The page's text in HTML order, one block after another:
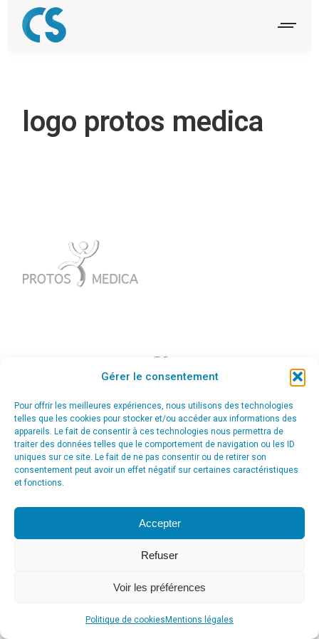
Gérer le consentement
Pour offrir les meilleures expériences, nous utilisons des technologies
telles que les cookies pour stocker et/ou accéder aux informations des
appareils. Le fait de consentir à ces technologies nous permettra de
traiter des données telles que le comportement de navigation ou les ID
uniques sur ce site. Le fait de ne pas consentir ou de retirer son
consentement peut avoir un effet négatif sur certaines caractéristiques
et fonctions.
Accepter
Refuser
Voir les préférences
Politique de cookies Mentions légales
logo protos medica
© Agence Communication Support [ Agence CS ] - Conseil en
communication et marketing à Ath
menu_principal